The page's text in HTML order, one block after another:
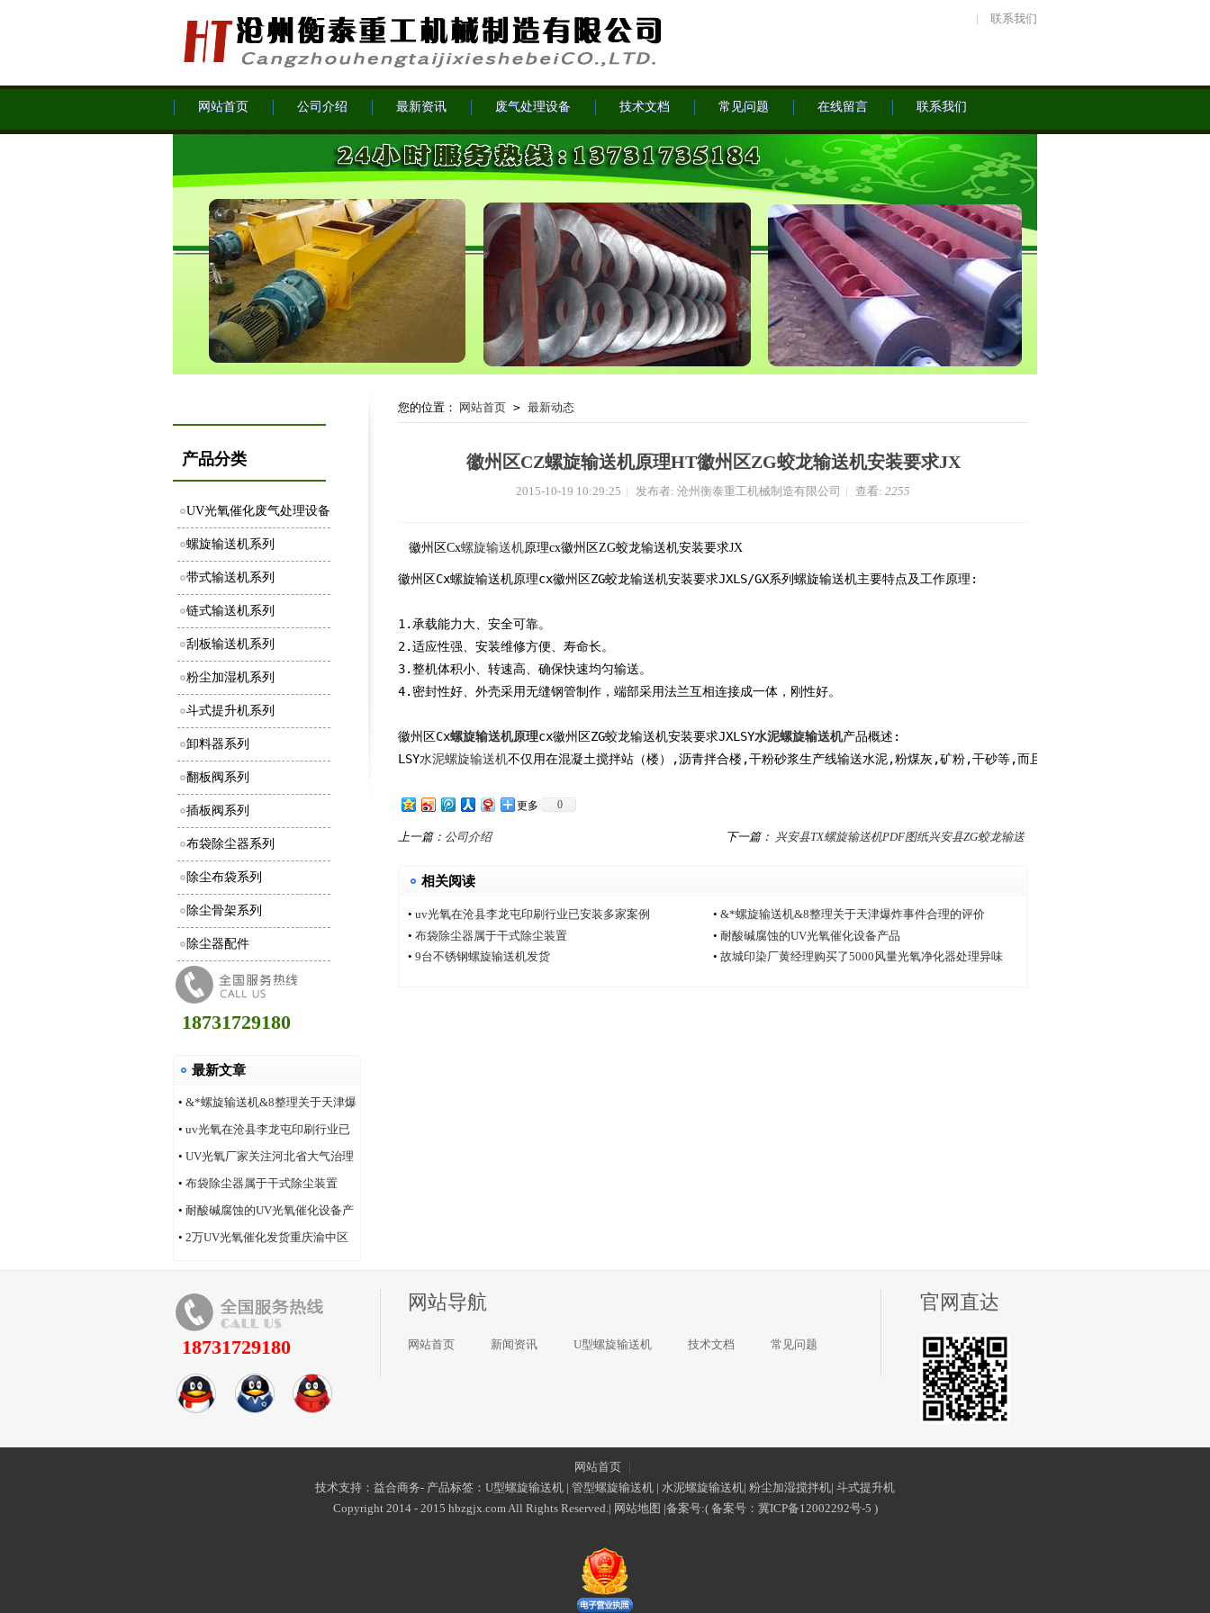
联系我们
网站首页 公司介绍 最新资讯 废气处理设备 技术文档 常见问题 在线留言 联系我们
产品分类
UV光氧催化废气处理设备
螺旋输送机系列
带式输送机系列
链式输送机系列
刮板输送机系列
粉尘加湿机系列
斗式提升机系列
卸料器系列
翻板阀系列
插板阀系列
布袋除尘器系列
除尘布袋系列
除尘骨架系列
除尘器配件
18731729180
最新文章
• &*螺旋输送机&8整理关于天津爆
炸事件合理的评价
• uv光氧在沧县李龙屯印刷行业已
安装多家案例
• UV光氧厂家关注河北省大气治理
改善状况
• 布袋除尘器属于干式除尘装置
• 耐酸碱腐蚀的UV光氧催化设备产
品
• 2万UV光氧催化发货重庆渝中区
您的位置： 网站首页 > 最新动态
徽州区CZ螺旋输送机原理HT徽州区ZG蛟龙输送机安装要求JX
2015-10-19 10:29:25 | 发布者: 沧州衡泰重工机械制造有限公司 | 查看: 2255
徽州区Cx螺旋输送机原理cx徽州区ZG蛟龙输送机安装要求JX
徽州区Cx螺旋输送机原理cx徽州区ZG蛟龙输送机安装要求JXLS/GX系列螺旋输送机主要特点及工作原理:
1.承载能力大、安全可靠。
2.适应性强、安装维修方便、寿命长。
3.整机体积小、转速高、确保快速均匀输送。
4.密封性好、外壳采用无缝钢管制作，端部采用法兰互相连接成一体，刚性好。
徽州区Cx螺旋输送机原理cx徽州区ZG蛟龙输送机安装要求JXLSY水泥螺旋输送机产品概述:
LSY水泥螺旋输送机不仅用在混凝土搅拌站（楼）,沥青拌合楼,干粉砂浆生产线输送水泥,粉煤灰,矿粉,干砂等,而且也广泛应用于化工,建材,粮
更多 0
上一篇： 公司介绍 下一篇： 兴安县TX螺旋输送机PDF图纸兴安县ZG蛟龙输送
相关阅读
• uv光氧在沧县李龙屯印刷行业已安装多家案例 • &*螺旋输送机&8整理关于天津爆炸事件合理的评价
• 布袋除尘器属于干式除尘装置 • 耐酸碱腐蚀的UV光氧催化设备产品
• 9台不锈钢螺旋输送机发货 • 故城印染厂黄经理购买了5000风量光氧净化器处理异味
18731729180
网站导航
网站首页 新闻资讯 U型螺旋输送机 技术文档 常见问题
官网直达
网站首页 |
技术支持：益合商务- 产品标签： U型螺旋输送机 | 管型螺旋输送机 | 水泥螺旋输送机| 粉尘加湿搅拌机| 斗式提升机
Copyright 2014 - 2015 hbzgjx.com All Rights Reserved.| 网站地图 |备案号:( 备案号： 冀ICP备12002292号-5 )